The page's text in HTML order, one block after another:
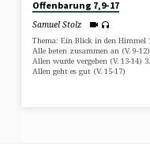
Offenbarung 7,9-17
Samuel Stolz
Thema: Ein Blick in den Himmel
Alle beten zusammen an (V. 9-
Allen wurde vergeben (V. 13-14) 3.
Allen geht es gut (V. 15-17)